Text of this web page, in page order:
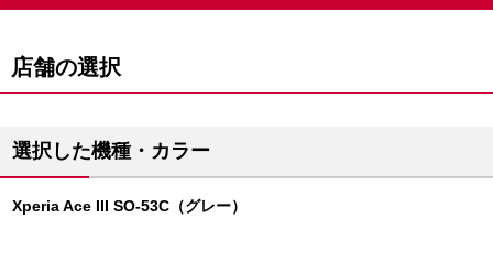
店舗の選択
選択した機種・カラー
Xperia Ace III SO-53C（グレー）